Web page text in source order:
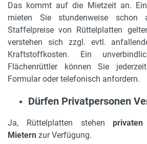
Das kommt auf die Mietzeit an.
mieten Sie stundenweise schon
Staffelpreise von Rüttelplatten
verstehen sich zzgl. evtl.
Kraftstoffkosten. Ein
Flächenrüttler können Sie
Formular oder telefonisch anfordern.
Dürfen Privatpersonen
Ja, Rüttelplatten stehen
Mietern zur Verfügung.